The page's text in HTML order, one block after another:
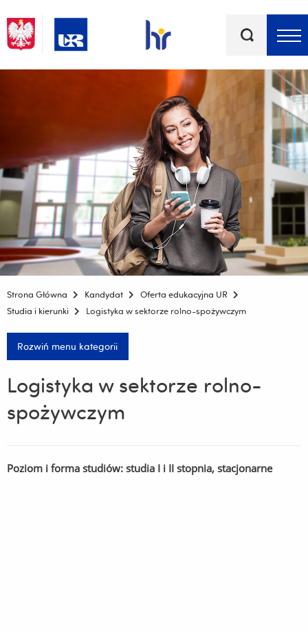
kluczowe
Strona Główna Kandydat
Oferta edukacyjna UR
Studia i kierunki
Logistyka w sektorze rolno-spożywczym
Rozwiń menu kategorii
Logistyka w sektorze rolno-
spożywczym
Poziom i forma studiów: studia I i II stopnia, stacjonarne